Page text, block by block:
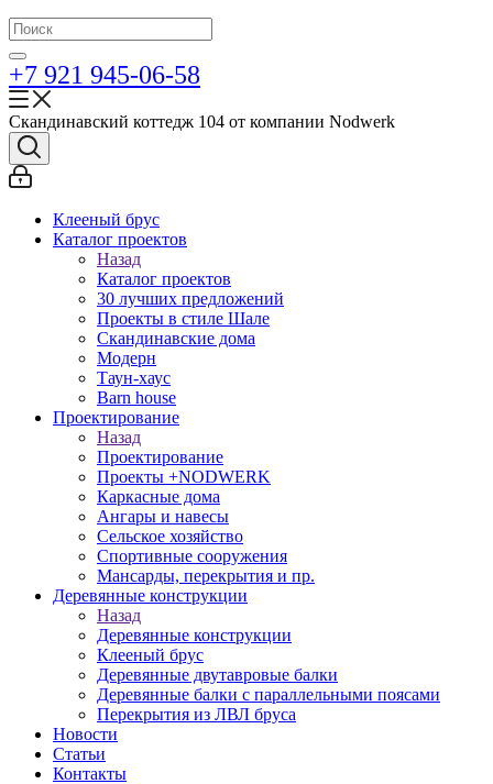
+7 921 945-06-58
Скандинавский коттедж 104 от компании Nodwerk
Клееный брус
Каталог проектов
Назад
Каталог проектов
30 лучших предложений
Проекты в стиле Шале
Скандинавские дома
Модерн
Таун-хаус
Barn house
Проектирование
Назад
Проектирование
Проекты +NODWERK
Каркасные дома
Ангары и навесы
Сельское хозяйство
Спортивные сооружения
Мансарды, перекрытия и пр.
Деревянные конструкции
Назад
Деревянные конструкции
Клееный брус
Деревянные двутавровые балки
Деревянные балки с параллельными поясами
Перекрытия из ЛВЛ бруса
Новости
Статьи
Контакты